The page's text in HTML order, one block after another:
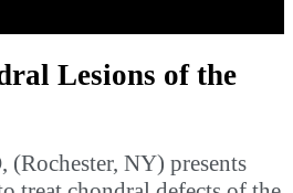
Video
Lesions of the
NY) presents